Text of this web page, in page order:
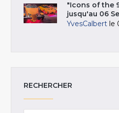
"Icons of the
jusqu'au 06
YvesCalbert le
RECHERCHER